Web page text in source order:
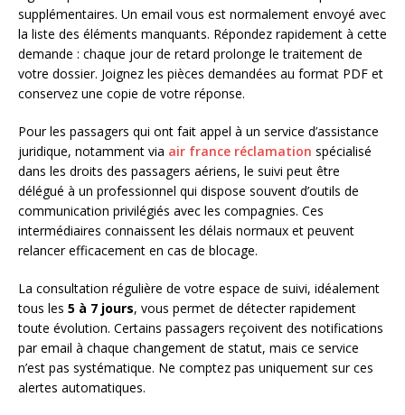
supplémentaires. Un email vous est normalement envoyé avec
la liste des éléments manquants. Répondez rapidement à cette
demande : chaque jour de retard prolonge le traitement de
votre dossier. Joignez les pièces demandées au format PDF et
conservez une copie de votre réponse.
Pour les passagers qui ont fait appel à un service d’assistance
juridique, notamment via air france réclamation spécialisé
dans les droits des passagers aériens, le suivi peut être
délégué à un professionnel qui dispose souvent d’outils de
communication privilégiés avec les compagnies. Ces
intermédiaires connaissent les délais normaux et peuvent
relancer efficacement en cas de blocage.
La consultation régulière de votre espace de suivi, idéalement
tous les 5 à 7 jours, vous permet de détecter rapidement
toute évolution. Certains passagers reçoivent des notifications
par email à chaque changement de statut, mais ce service
n’est pas systématique. Ne comptez pas uniquement sur ces
alertes automatiques.